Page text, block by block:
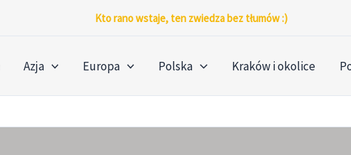
Kto rano wstaje, ten zwiedza bez tłumów :)
Azja Europa Polska Kraków i okolice